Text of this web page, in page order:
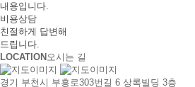
내용입니다.
비용상담
친절하게 답변해
드립니다.
LOCATION 오시는 길
경기 부천시 부흥로303번길 6 상록빌딩 3층